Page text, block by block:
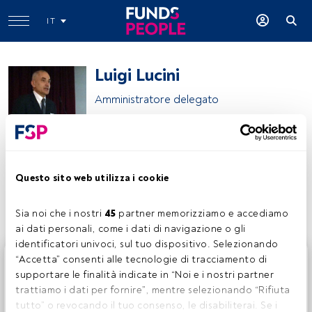
Questo sito web utilizza i cookie
Sia noi che i nostri 45 partner memorizziamo e accediamo
ai dati personali, come i dati di navigazione o gli
identificatori univoci, sul tuo dispositivo. Selezionando
“Accetta” consenti alle tecnologie di tracciamento di
supportare le finalità indicate in “Noi e i nostri partner
trattiamo i dati per fornire”, mentre selezionando “Rifiuta
tutto” o revocando il tuo consenso, le disabiliterai. Se i
IT
Luigi Lucini
Amministratore delegato
Condividi:
Questo è un articolo riservato agli utenti FundsPeople. Se
sei già registrato, accedi tramite il pulsante Login. Se non
hai ancora un account, ti invitiamo a registrarti per scoprire
tutti i contenuti che FundsPeople ha da offrire.